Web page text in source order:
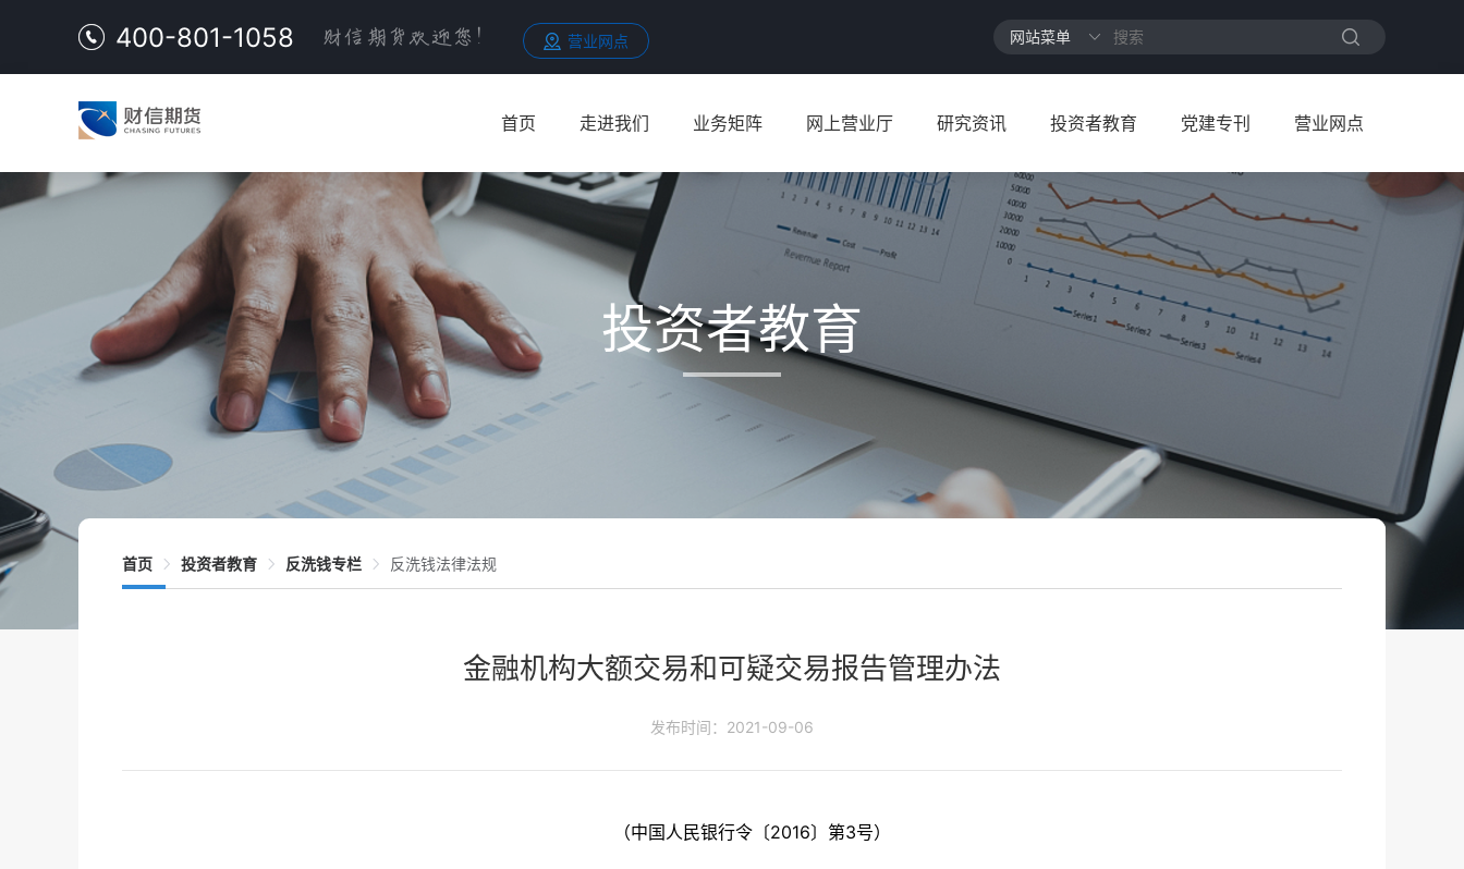
400-801-1058 营业网点
首页 走进我们 业务矩阵 网上营业厅 研究资讯 投资者教育 党建专刊 营业网点
投资者教育
首页 投资者教育 反洗钱专栏 反洗钱法律法规
金融机构大额交易和可疑交易报告管理办法
发布时间：2021-09-06
（中国人民银行令〔2016〕第3号）